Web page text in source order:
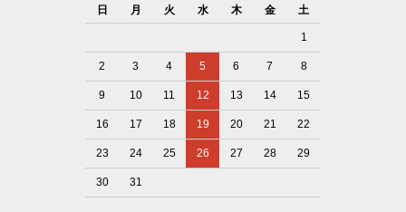
日
月 火 水 木 金 土
1
2 3 4 5 6 7 8
9 10 11 12 13 14 15
16 17 18 19 20 21 22
23 24 25 26 27 28 29
30 31